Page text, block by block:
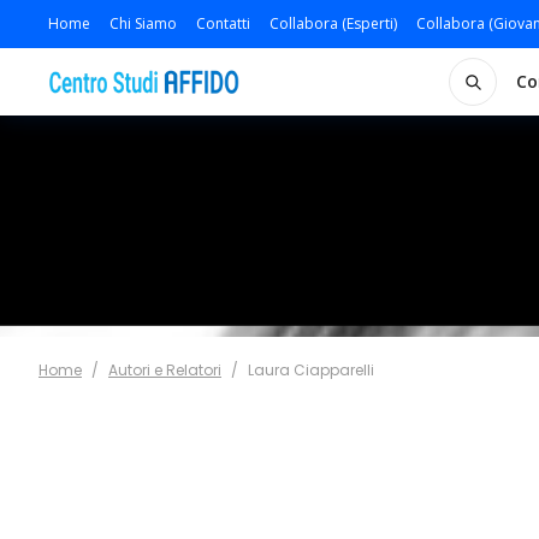
Home Chi Siamo Contatti Collabora (Esperti) Collabora
Home / Autori e Relatori / Laura Ciapparelli